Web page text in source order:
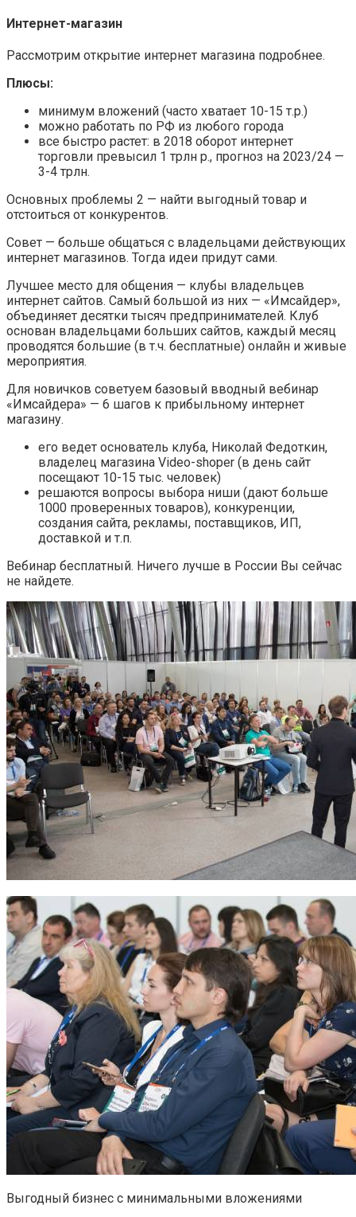
Интернет-магазин
Рассмотрим открытие интернет магазина подробнее.
Плюсы:
минимум вложений (часто хватает 10-15 т.р.)
можно работать по РФ из любого города
все быстро растет: в 2018 оборот интернет
торговли превысил 1 трлн р., прогноз на 2023/24 —
3-4 трлн.
Основных проблемы 2 — найти выгодный товар и
отстоиться от конкурентов.
Совет — больше общаться с владельцами действующих
интернет магазинов. Тогда идеи придут сами.
Лучшее место для общения — клубы владельцев
интернет сайтов. Самый большой из них — «Имсайдер»,
объединяет десятки тысяч предпринимателей. Клуб
основан владельцами больших сайтов, каждый месяц
проводятся большие (в т.ч. бесплатные) онлайн и живые
мероприятия.
Для новичков советуем базовый вводный вебинар
«Имсайдера» — 6 шагов к прибыльному интернет
магазину.
его ведет основатель клуба, Николай Федоткин,
владелец магазина Video-shoper (в день сайт
посещают 10-15 тыс. человек)
решаются вопросы выбора ниши (дают больше
1000 проверенных товаров), конкуренции,
создания сайта, рекламы, поставщиков, ИП,
доставкой и т.п.
Вебинар бесплатный. Ничего лучше в России Вы сейчас
не найдете.
Выгодный бизнес с минимальными вложениями